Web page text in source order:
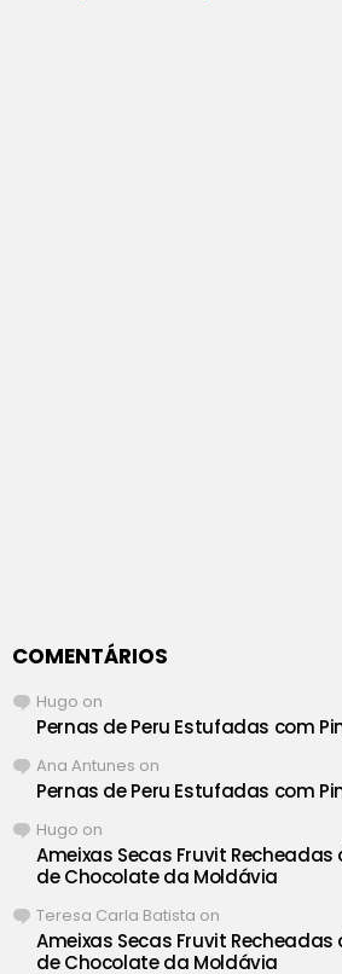
COMENTÁRIOS
Hugo on
Pernas de Peru Estufadas com
Ana Antunes on
Pernas de Peru Estufadas com
Hugo on
Ameixas Secas Fruvit Recheadas
de Chocolate da Moldávia
Teresa Carla Batista on
Ameixas Secas Fruvit Recheadas
de Chocolate da Moldávia